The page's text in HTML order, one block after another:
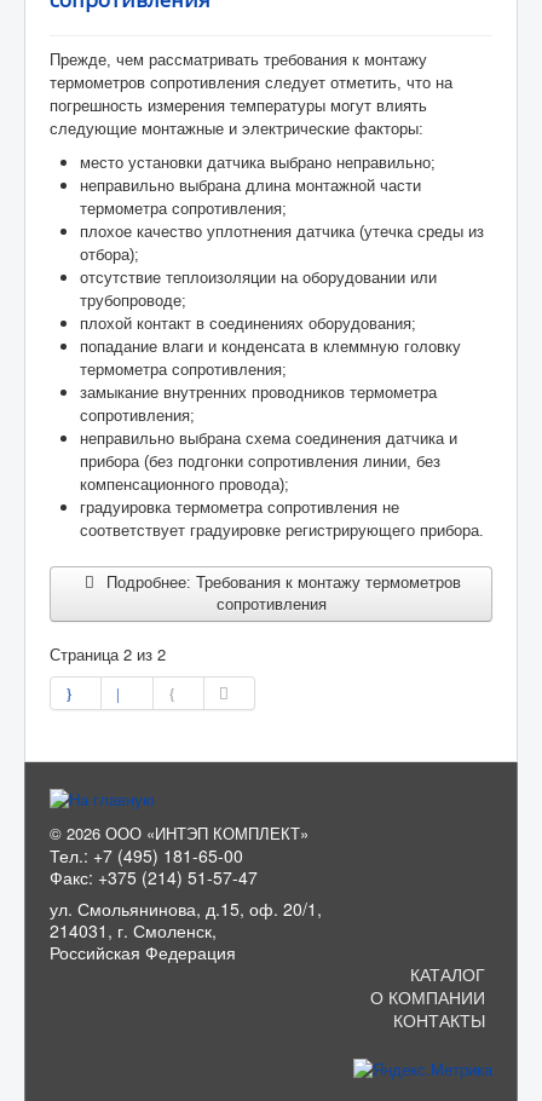
Прежде, чем рассматривать требования к монтажу
термометров сопротивления следует отметить, что на
погрешность измерения температуры могут влиять
следующие монтажные и электрические факторы:
место установки датчика выбрано неправильно;
неправильно выбрана длина монтажной части
термометра сопротивления;
плохое качество уплотнения датчика (утечка среды из
отбора);
отсутствие теплоизоляции на оборудовании или
трубопроводе;
плохой контакт в соединениях оборудования;
попадание влаги и конденсата в клеммную головку
термометра сопротивления;
замыкание внутренних проводников термометра
сопротивления;
неправильно выбрана схема соединения датчика и
прибора (без подгонки сопротивления линии, без
компенсационного провода);
градуировка термометра сопротивления не
соответствует градуировке регистрирующего прибора.
Подробнее: Требования к монтажу термометров
сопротивления
Страница 2 из 2
© 2026 ООО «ИНТЭП КОМПЛЕКТ»
Тел.: +7 (495) 181-65-00
Факс: +375 (214) 51-57-47
ул. Смольянинова, д.15, оф. 20/1,
214031, г. Смоленск,
Российская Федерация
КАТАЛОГ
О КОМПАНИИ
КОНТАКТЫ